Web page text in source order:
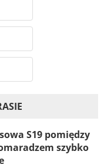
S19 pomiędzy
szybko